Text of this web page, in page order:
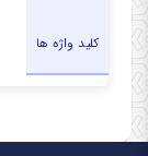
کلید واژه ها